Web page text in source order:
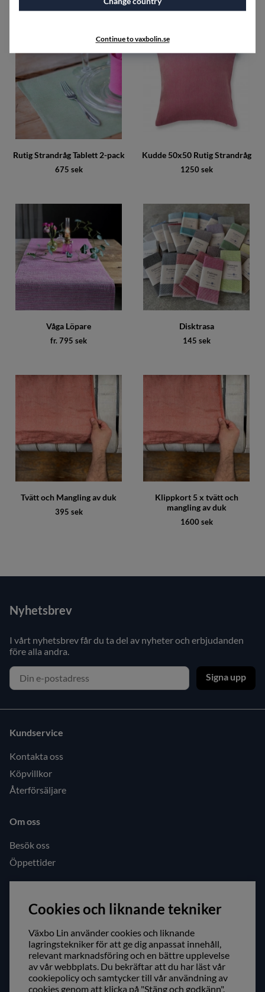
Rutig Strandråg Tablett 2-pack
675 sek
Kudde 50x50 Rutig Strandråg
1250 sek
Våga Löpare
fr. 795 sek
Disktrasa
145 sek
Tvätt och Mangling av duk
395 sek
Klippkort 5 x tvätt och
mangling av duk
1600 sek
Continue to vaxbolin.se
Nyhetsbrev
I vårt nyhetsbrev får du ta del av nyheter och erbjudanden
före alla andra.
Signa upp
Kundservice
Kontakta oss
Köpvillkor
Återförsäljare
Om oss
Besök oss
Öppettider
Facebook
Säker shopping!
Cookies och liknande tekniker
Växbo Lin använder cookies och liknande
lagringstekniker för att ge dig anpassat innehåll,
relevant marknadsföring och en bättre upplevelse
av vår webbplats. Du bekräftar att du har läst vår
cookiepolicy och samtycker till vår användning av
cookies genom att klicka på "Stäng och godkänn".